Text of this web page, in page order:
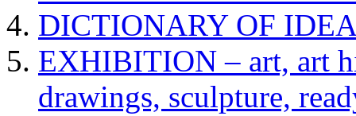
DICTIONARY OF
EXHIBITION – art, art
drawings, sculpture,